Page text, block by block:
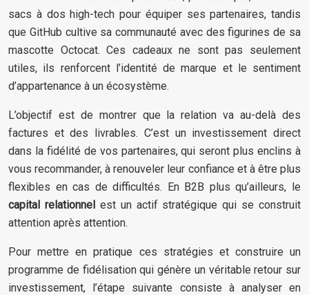
sacs à dos high-tech pour équiper ses partenaires, tandis
que GitHub cultive sa communauté avec des figurines de sa
mascotte Octocat. Ces cadeaux ne sont pas seulement
utiles, ils renforcent l’identité de marque et le sentiment
d’appartenance à un écosystème.
L’objectif est de montrer que la relation va au-delà des
factures et des livrables. C’est un investissement direct
dans la fidélité de vos partenaires, qui seront plus enclins à
vous recommander, à renouveler leur confiance et à être plus
flexibles en cas de difficultés. En B2B plus qu’ailleurs, le
capital relationnel est un actif stratégique qui se construit
attention après attention.
Pour mettre en pratique ces stratégies et construire un
programme de fidélisation qui génère un véritable retour sur
investissement, l’étape suivante consiste à analyser en